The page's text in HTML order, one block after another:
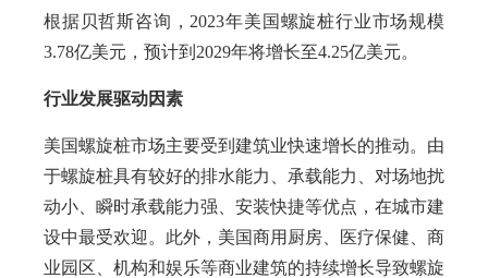
根据贝哲斯咨询，2023年美国螺旋桩行业市场规模
3.78亿美元，预计到2029年将增长至4.25亿美元。
行业发展驱动因素
美国螺旋桩市场主要受到建筑业快速增长的推动。由
于螺旋桩具有较好的排水能力、承载能力、对场地扰
动小、瞬时承载能力强、安装快捷等优点，在城市建
设中最受欢迎。此外，美国商用厨房、医疗保健、商
业园区、机构和娱乐等商业建筑的持续增长导致螺旋